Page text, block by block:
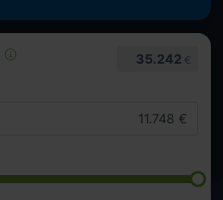
35.242 €